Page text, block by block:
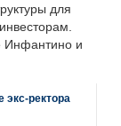
для
Инфантино и
ректора